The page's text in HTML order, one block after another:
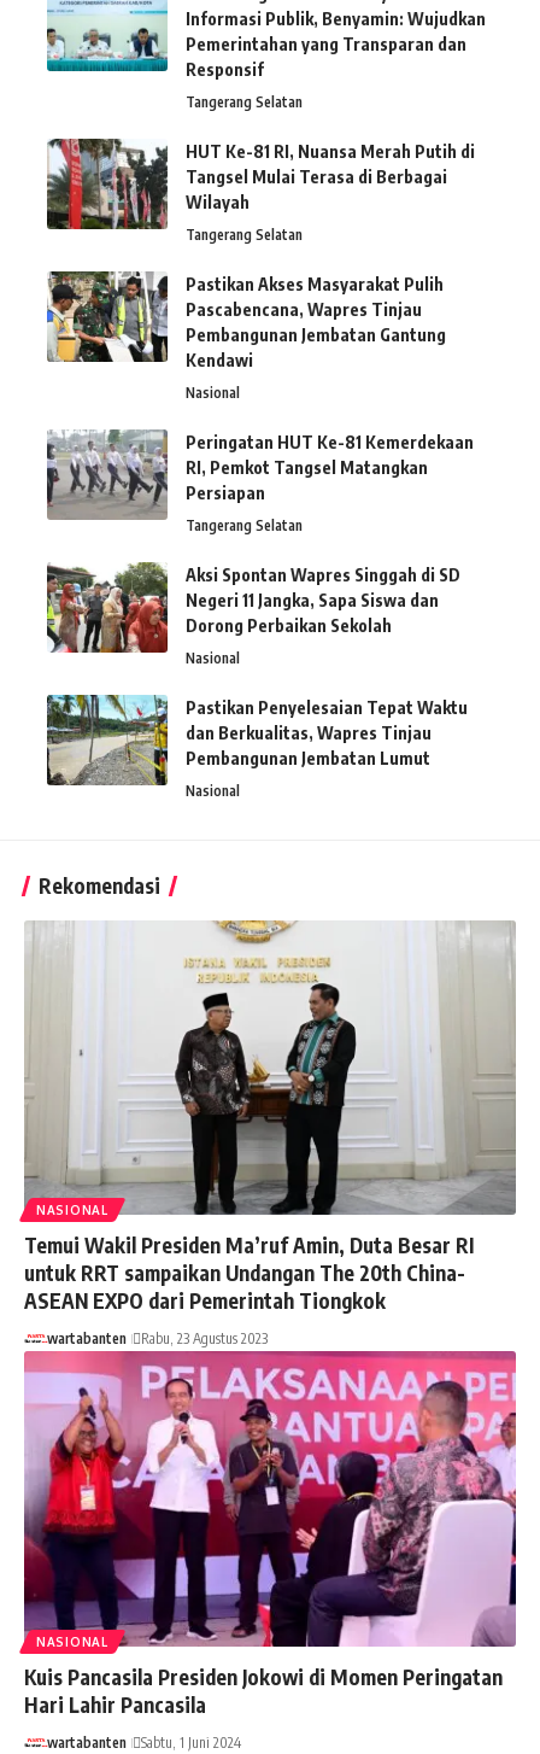
Informasi Publik, Benyamin: Wujudkan
Pemerintahan yang Transparan dan
Responsif
Tangerang Selatan
HUT Ke-81 RI, Nuansa Merah Putih di
Tangsel Mulai Terasa di Berbagai
Wilayah
Tangerang Selatan
Pastikan Akses Masyarakat Pulih
Pascabencana, Wapres Tinjau
Pembangunan Jembatan Gantung
Kendawi
Nasional
Peringatan HUT Ke-81 Kemerdekaan
RI, Pemkot Tangsel Matangkan
Persiapan
Tangerang Selatan
Aksi Spontan Wapres Singgah di SD
Negeri 11 Jangka, Sapa Siswa dan
Dorong Perbaikan Sekolah
Nasional
Pastikan Penyelesaian Tepat Waktu
dan Berkualitas, Wapres Tinjau
Pembangunan Jembatan Lumut
Nasional
Rekomendasi
NASIONAL
Temui Wakil Presiden Ma’ruf Amin, Duta Besar RI
untuk RRT sampaikan Undangan The 20th China-
ASEAN EXPO dari Pemerintah Tiongkok
wartabanten Rabu, 23 Agustus 2023
NASIONAL
Kuis Pancasila Presiden Jokowi di Momen Peringatan
Hari Lahir Pancasila
wartabanten Sabtu, 1 Juni 2024